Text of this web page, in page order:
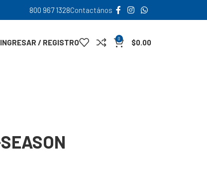
800 967 1328Contactános
INGRESAR / REGISTRO 0 $0.00